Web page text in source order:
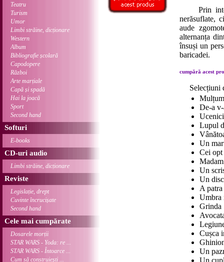
Teatru
Turism
Umor
Limbi străine, dicționare
Western
Album
Bibliografie școlară
Capodopere
Război
Arte marțiale
Capă și spadă
Hai la joacă
Sport
Second hand
Softuri
E-books
CD-uri audio
Limbi străine, dicționare
Reviste
Legislație, drept
Cuvinte încrucișate
Second hand
Cele mai cumpărate
Dosarele morții
STAR WARS - Yoda: re ...
STAR WARS - Întoarce ...
Cum să construiești ...
Prin
nerăsuflate,
aude
alternanța
însuși un
baricadei.
cumpără acest
Selecțiuni
De-a v-
Lupul
Un
Cei
Un
Un
A patra
Umbra
Grinda
Cușca
Un
Un